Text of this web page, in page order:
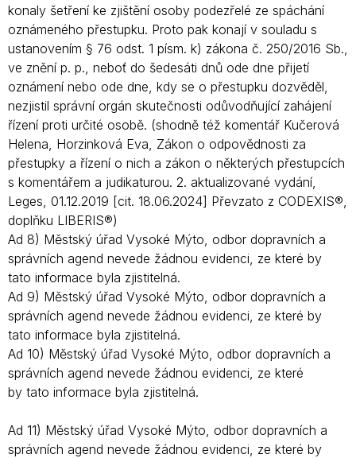
konaly šetření ke zjištění osoby podezřelé ze spáchání
oznámeného přestupku. Proto pak konají v souladu s
ustanovením § 76 odst. 1 písm. k) zákona č. 250/2016 Sb.,
ve znění p. p., neboť do šedesáti dnů ode dne přijetí
oznámení nebo ode dne, kdy se o přestupku dozvěděl,
nezjistil správní orgán skutečnosti odůvodňující zahájení
řízení proti určité osobě. (shodně též komentář Kučerová
Helena, Horzinková Eva, Zákon o odpovědnosti za
přestupky a řízení o nich a zákon o některých přestupcích
s komentářem a judikaturou. 2. aktualizované vydání,
Leges, 01.12.2019 [cit. 18.06.2024] Převzato z CODEXIS®,
doplňku LIBERIS®)
Ad 8) Městský úřad Vysoké Mýto, odbor dopravních a
správních agend nevede žádnou evidenci, ze které by
tato informace byla zjistitelná.
Ad 9) Městský úřad Vysoké Mýto, odbor dopravních a
správních agend nevede žádnou evidenci, ze které by
tato informace byla zjistitelná.
Ad 10) Městský úřad Vysoké Mýto, odbor dopravních a
správních agend nevede žádnou evidenci, ze které
by tato informace byla zjistitelná.
Ad 11) Městský úřad Vysoké Mýto, odbor dopravních a
správních agend nevede žádnou evidenci, ze které by